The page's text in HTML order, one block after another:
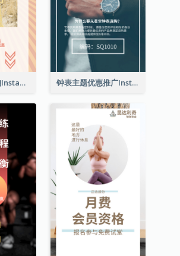
季节性新品折扣Instagram限时动态 钟表主题优惠推广Instagram限时动态